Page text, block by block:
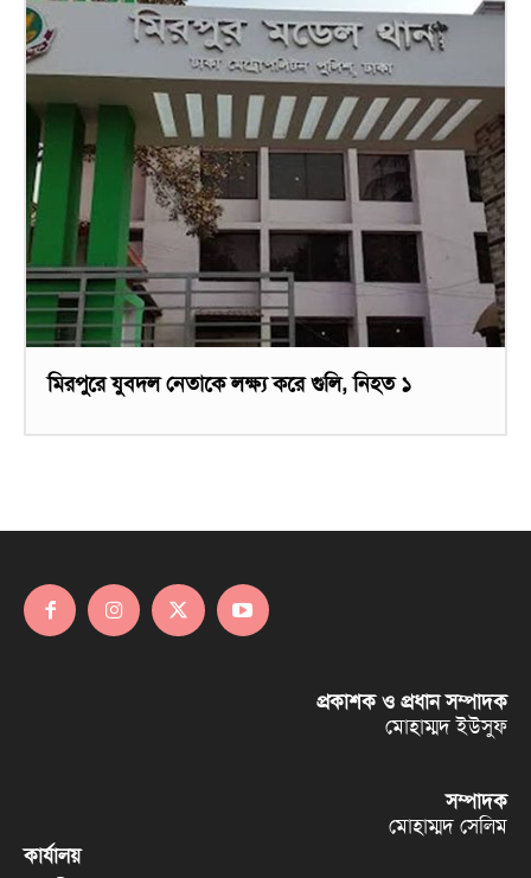
মিরপুরে যুবদল নেতাকে লক্ষ্য করে গুলি, নিহত ১
প্রকাশক ও প্রধান সম্পাদক
মোহাম্মদ ইউসুফ
সম্পাদক
মোহাম্মদ সেলিম
কার্যালয়